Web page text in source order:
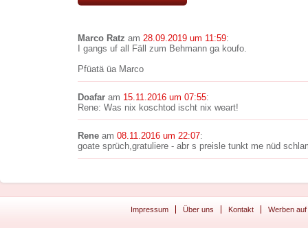
Marco Ratz am 28.09.2019 um 11:59:
I gangs uf all Fäll zum Behmann ga koufo.
Pfüatä üa Marco
Doafar am 15.11.2016 um 07:55:
Rene: Was nix koschtod ischt nix weart!
Rene am 08.11.2016 um 22:07:
goate sprüch,gratuliere - abr s preisle tunkt me nüd
Impressum Über uns Kontakt Werben